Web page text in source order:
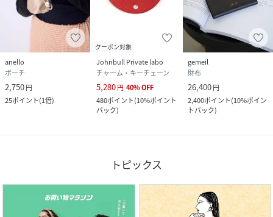
anello
ポーチ
2,750円
25ポイント(1倍)
クーポン対象
Johnbull Private labo
チャーム・キーチェーン
5,280円 40%OFF
480ポイント(10%ポイント
バック)
gemeil
財布
26,400円
2,400ポイント(10%ポイン
トバック)
トピックス